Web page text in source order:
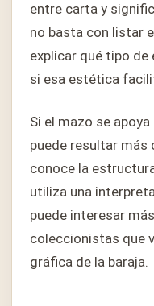
entre carta y
no basta con listar
explicar qué tipo de
si esa estética
Si el mazo se
puede resultar más
conoce la
utiliza una
puede interesar
coleccionistas que
gráfica de la baraja.